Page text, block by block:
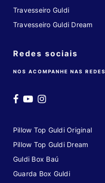
Travesseiro Guldi
Travesseiro Guldi Dream
Redes sociais
NOS ACOMPANHE NAS REDES
Pillow Top Guldi Original
Pillow Top Guldi Dream
Guldi Box Baú
Guarda Box Guldi